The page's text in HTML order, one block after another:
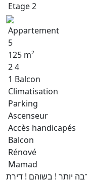
Etage 2
Appartement
5
125 m²
2 4
1 Balcon
Climatisation
Parking
Ascenseur
Accès handicapés
Balcon
Rénové
Mamad
יותר ! בשוהם ! דירת